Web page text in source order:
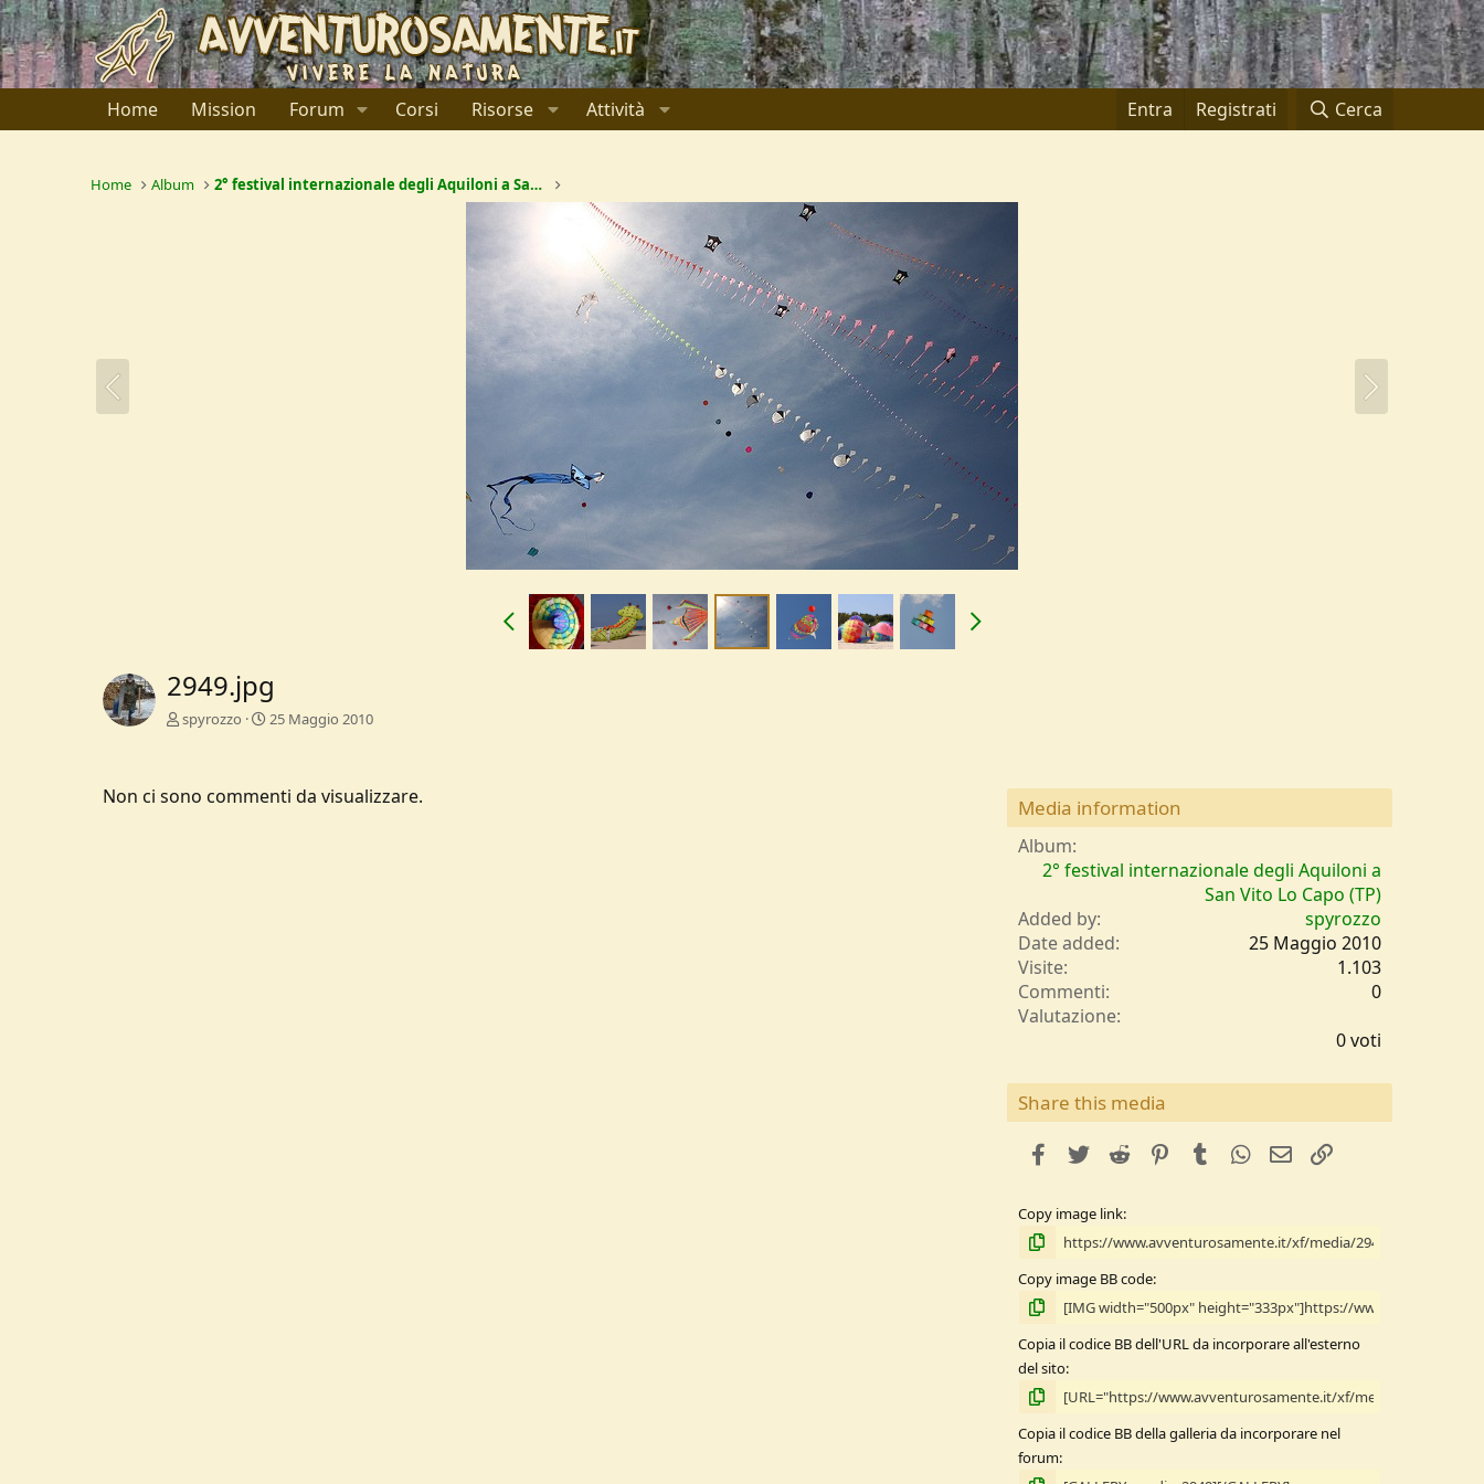
Home Mission Forum Corsi Risorse Attività Entra Registrati Cerca
Home Album 2° festival internazionale degli Aquiloni a San Vito Lo Capo (TP)
2949.jpg
spyrozzo 25 Maggio 2010
Non ci sono commenti da visualizzare. Media information
Album
2° festival internazionale degli Aquiloni a
San Vito Lo Capo (TP)
Added by
spyrozzo
Date added
25 Maggio 2010
Visite
1.103
Commenti
0
Valutazione
0
t
0 voti
Share this media
facebookTwitterReddit PinterestTumblrWhatsApp
e-mail
Copy image link
Copy image BB code
Copia il codice BB dell'URL da incorporare all'esterno
del sito
Copia il codice BB della galleria da incorporare nel
forum